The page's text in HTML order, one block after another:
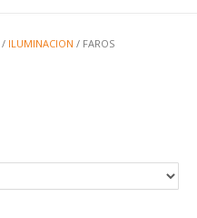
/ ILUMINACION / FAROS